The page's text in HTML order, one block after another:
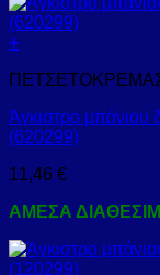
+
Άγκιστρο
(620299)
11,46 €
ΑΜΕΣΑ